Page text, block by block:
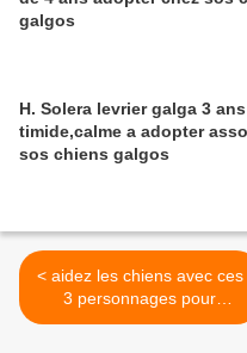
galgos
H. Solera levrier galga 3 ans bringée
timide,calme a adopter
sos chiens galgos
< aidez les chiens avec ces
3 personnages pour
décorer votre table de Noel